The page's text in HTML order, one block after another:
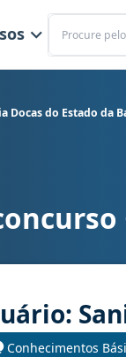
Buscar
Docas do Estado da
Docas
Conhecimentos